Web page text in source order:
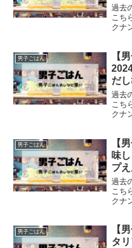
ポ
牛
ソー
過去
こち
クナ
す
作ろ
男子ごはん
【
だ
ぜ
過去
こち
クナ
し
料 ブ
男子ごはん
【
味
プ
の
ん
過去
こち
クナ
ど
タン
男子ごはん
【
タ